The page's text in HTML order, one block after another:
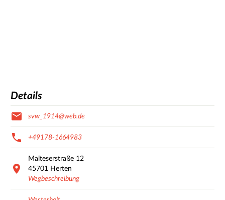
Details
svw_1914@web.de
+49178-1664983
Malteserstraße 12
45701
Herten
Wegbeschreibung